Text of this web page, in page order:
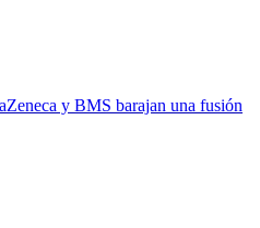
y BMS barajan una fusión